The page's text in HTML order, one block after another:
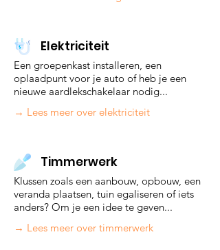
Elektriciteit
Een groepenkast installeren, een
oplaadpunt voor je auto of heb je een
nieuwe aardlekschakelaar nodig...
→ Lees meer over elektriciteit
Timmerwerk
Klussen zoals een aanbouw, opbouw, een
veranda plaatsen, tuin egaliseren of iets
anders? Om je een idee te geven...
→ Lees meer over timmerwerk